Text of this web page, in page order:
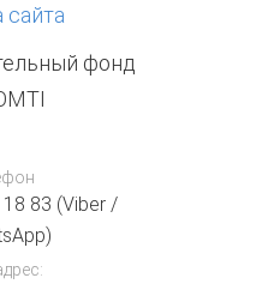
83 (Viber /
сайта
фонд